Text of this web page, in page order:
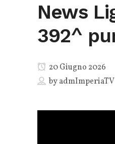
News
392^
20 Giugno 2026
byadmImperiaTV